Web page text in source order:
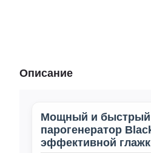
Описание
Мощный и быстрый
парогенератор
эффективной